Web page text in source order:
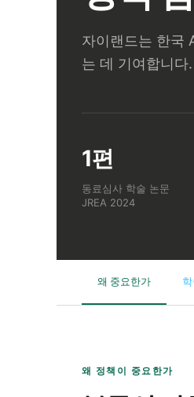
자이랜드는 한국
는 데 기여합니
1편
동료심사 학술 논문
JREA 2024
왜 중요한가
왜 정책이 중요한가